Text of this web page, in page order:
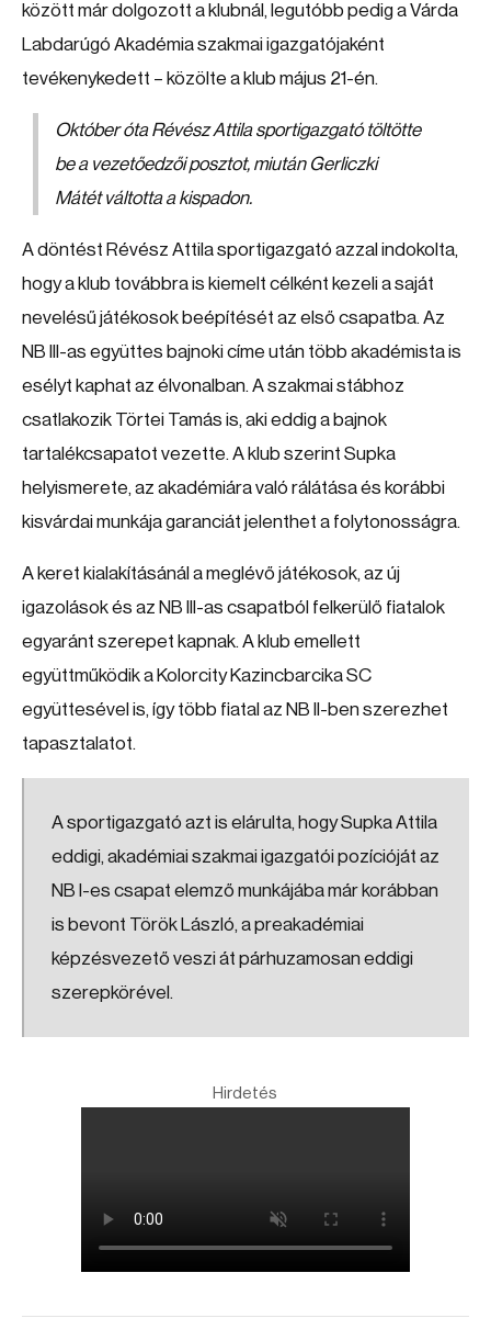
között már dolgozott a klubnál, legutóbb pedig a Várda
Labdarúgó Akadémia szakmai igazgatójaként
tevékenykedett – közölte a klub május 21-én.
Október óta Révész Attila sportigazgató töltötte
be a vezetőedzői posztot, miután Gerliczki
Mátét váltotta a kispadon.
A döntést Révész Attila sportigazgató azzal indokolta,
hogy a klub továbbra is kiemelt célként kezeli a saját
nevelésű játékosok beépítését az első csapatba. Az
NB III-as együttes bajnoki címe után több akadémista is
esélyt kaphat az élvonalban. A szakmai stábhoz
csatlakozik Törtei Tamás is, aki eddig a bajnok
tartalékcsapatot vezette. A klub szerint Supka
helyismerete, az akadémiára való rálátása és korábbi
kisvárdai munkája garanciát jelenthet a folytonosságra.
A keret kialakításánál a meglévő játékosok, az új
igazolások és az NB III-as csapatból felkerülő fiatalok
egyaránt szerepet kapnak. A klub emellett
együttműködik a Kolorcity Kazincbarcika SC
együttesével is, így több fiatal az NB II-ben szerezhet
tapasztalatot.
A sportigazgató azt is elárulta, hogy Supka Attila
eddigi, akadémiai szakmai igazgatói pozícióját az
NB I-es csapat elemző munkájába már korábban
is bevont Török László, a preakadémiai
képzésvezető veszi át párhuzamosan eddigi
szerepkörével.
Hirdetés